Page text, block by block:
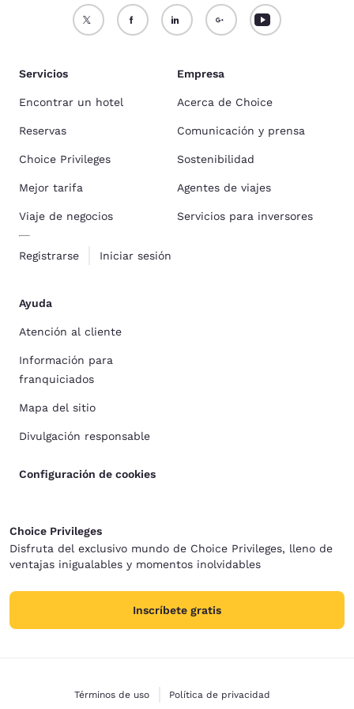
Servicios
Encontrar un hotel
Reservas
Choice Privileges
Mejor tarifa
Viaje de negocios
Registrarse Iniciar sesión
Empresa
Acerca de Choice
Comunicación y prensa
Sostenibilidad
Agentes de viajes
Servicios para inversores
Ayuda
Atención al cliente
Información para
franquiciados
Mapa del sitio
Divulgación responsable
Configuración de cookies
Choice Privileges
Disfruta del exclusivo mundo de Choice Privileges, lleno de
ventajas inigualables y momentos inolvidables
Inscríbete gratis
Términos de uso Política de privacidad